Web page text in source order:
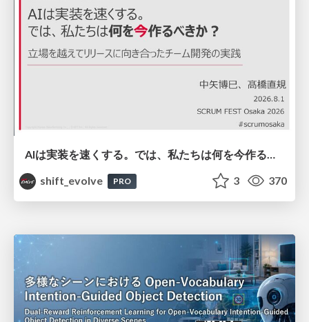
AIは実装を速くする。では、私たちは何を今作るべきか？－立場を越えてリリースに向き合ったチーム開発の実践 / 20260801 Hiromi Nakaya and Naoki Takahashi
shift_evolve
PRO 3 370